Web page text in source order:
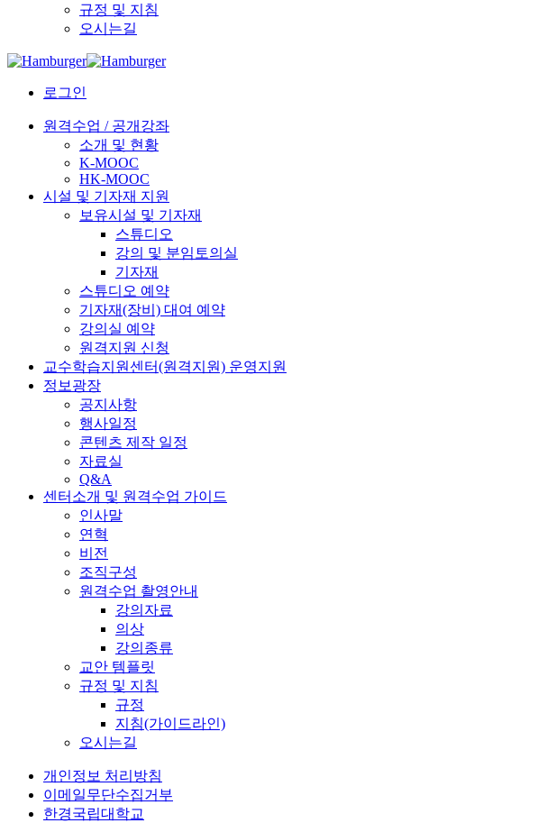
규정 및 지침
오시는길
로그인
원격수업 / 공개강좌
소개 및 현황
K-MOOC
HK-MOOC
시설 및 기자재 지원
보유시설 및 기자재
스튜디오
강의 및 분임토의실
기자재
스튜디오 예약
기자재(장비) 대여 예약
강의실 예약
원격지원 신청
교수학습지원센터(원격지원) 운영지원
정보광장
공지사항
행사일정
콘텐츠 제작 일정
자료실
Q&A
센터소개 및 원격수업 가이드
인사말
연혁
비전
조직구성
원격수업 촬영안내
강의자료
의상
강의종류
교안 템플릿
규정 및 지침
규정
지침(가이드라인)
오시는길
개인정보 처리방침
이메일무단수집거부
한경국립대학교